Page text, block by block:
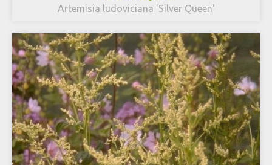
Artemisia ludoviciana 'Silver Queen'